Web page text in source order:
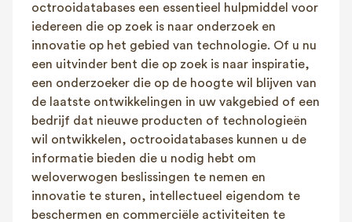
octrooidatabases een essentieel hulpmiddel voor
iedereen die op zoek is naar onderzoek en
innovatie op het gebied van technologie. Of u nu
een uitvinder bent die op zoek is naar inspiratie,
een onderzoeker die op de hoogte wil blijven van
de laatste ontwikkelingen in uw vakgebied of een
bedrijf dat nieuwe producten of technologieën
wil ontwikkelen, octrooidatabases kunnen u de
informatie bieden die u nodig hebt om
weloverwogen beslissingen te nemen en
innovatie te sturen, intellectueel eigendom te
beschermen en commerciële activiteiten te